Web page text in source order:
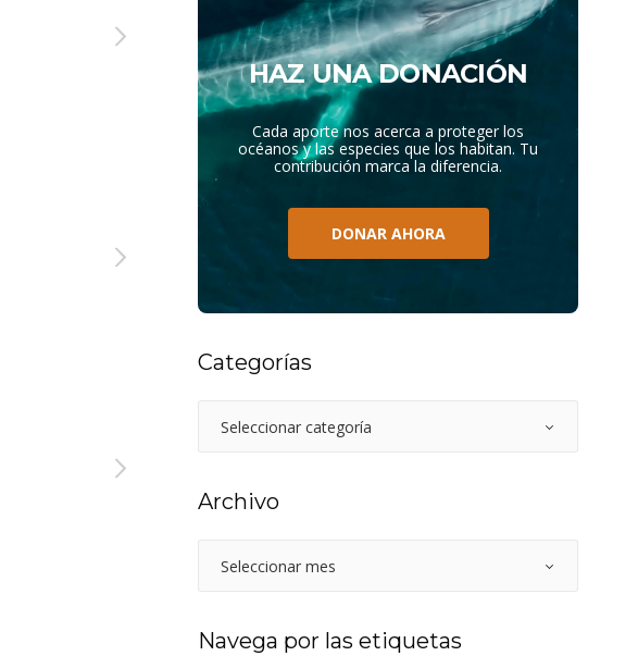
HAZ UNA DONACIÓN
Cada aporte nos acerca a proteger los
océanos y las especies que los habitan. Tu
contribución marca la diferencia.
DONAR AHORA
Categorías
Archivo
Navega por las etiquetas